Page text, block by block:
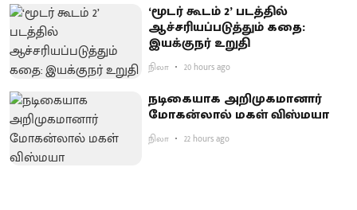
‘மூடர் கூடம் 2’ படத்தில்
ஆச்சரியப்படுத்​தும் கதை:
இயக்குநர் உறுதி
நிலா 20 hours ago
நடிகையாக அறிமுகமானார்
மோகன்லால் மகள் விஸ்மயா
நிலா 22 hours ago